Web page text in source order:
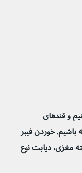
و قندهای
باشیم. خوردن فیبر
قلبی، سکته مغزی، دیابت نوع